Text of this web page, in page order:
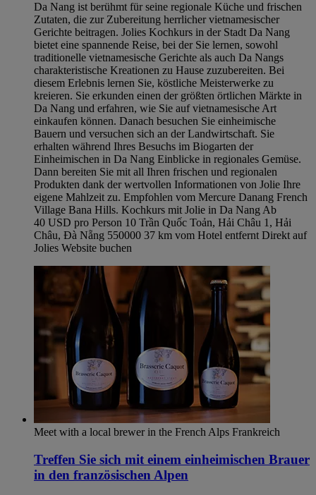
Da Nang ist berühmt für seine regionale Küche und frischen
Zutaten, die zur Zubereitung herrlicher vietnamesischer
Gerichte beitragen. Jolies Kochkurs in der Stadt Da Nang
bietet eine spannende Reise, bei der Sie lernen, sowohl
traditionelle vietnamesische Gerichte als auch Da Nangs
charakteristische Kreationen zu Hause zuzubereiten. Bei
diesem Erlebnis lernen Sie, köstliche Meisterwerke zu
kreieren. Sie erkunden einen der größten örtlichen Märkte in
Da Nang und erfahren, wie Sie auf vietnamesische Art
einkaufen können. Danach besuchen Sie einheimische
Bauern und versuchen sich an der Landwirtschaft. Sie
erhalten während Ihres Besuchs im Biogarten der
Einheimischen in Da Nang Einblicke in regionales Gemüse.
Dann bereiten Sie mit all Ihren frischen und regionalen
Produkten dank der wertvollen Informationen von Jolie Ihre
eigene Mahlzeit zu. Empfohlen vom Mercure Danang French
Village Bana Hills. Kochkurs mit Jolie in Da Nang Ab
40 USD pro Person 10 Trần Quốc Toản, Hải Châu 1, Hải
Châu, Đà Nẵng 550000 37 km vom Hotel entfernt Direkt auf
Jolies Website buchen
Meet with a local brewer in the French Alps Frankreich
Treffen Sie sich mit einem einheimischen Brauer
in den französischen Alpen